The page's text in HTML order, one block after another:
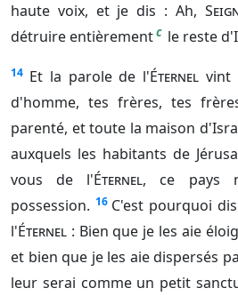
haute voix, et je dis : Ah,
détruire entièrementc le reste
14 Et la parole de l'Éternel vint
d'homme, tes frères, tes
parenté, et toute la maison
auxquels les habitants de
vous de l'Éternel, ce pays
possession. 16 C'est pourquoi
l'Éternel : Bien que je les aie
et bien que je les aie dispersés
leur serai comme un petit